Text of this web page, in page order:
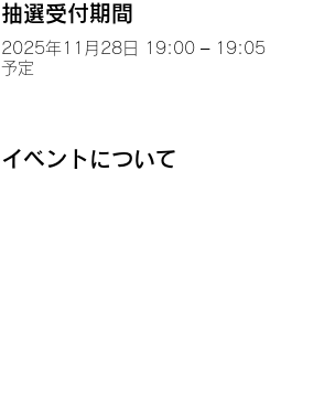
抽選受付期間
2025年11月28日 19:00 – 19:05
予定
イベントについて